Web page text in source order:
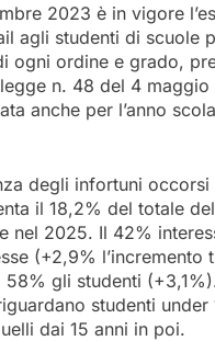
2023 è in vigore
agli studenti di scuole
ogni ordine e grado,
n. 48 del 4
anche per l’anno
degli infortuni occorsi
il 18,2% del totale
nel 2025. Il 42%
(+2,9% l’incremento
gli studenti
studenti under
dai 15 anni in poi.